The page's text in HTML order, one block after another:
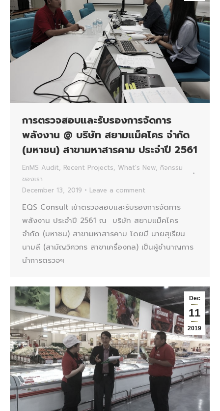
การตรวจสอบและรับรองการจัดการ
พลังงาน @ บริษัท สยามแม็คโคร จำกัด
(มหาชน) สาขามหาสารคาม ประจำปี 2561
EnMS Audit, Recent Projects, What's New, กิจกรรม
ของเรา
December 13, 2019
Leave a comment
EQS Consult เข้าตรวจสอบและรับรองการจัดการ
พลังงาน ประจำปี 2561 ณ บริษัท สยามแม็คโคร
จำกัด (มหาชน) สาขามหาสารคาม โดยมี นายสุเรียน
นามลี (สามัญวิศวกร สาขาเครื่องกล) เป็นผู้ชำนาญการ
นำการตรวจฯ
Dec
11
2019